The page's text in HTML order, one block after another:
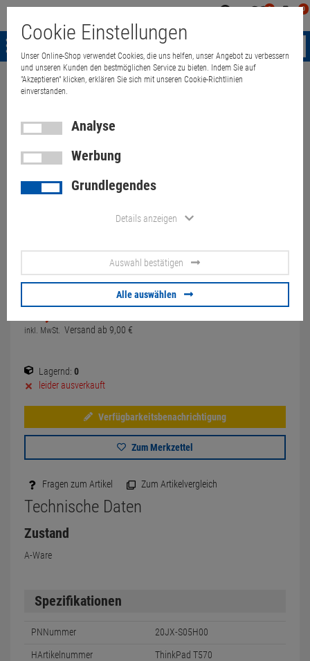
0 0
Menü
Weiter einkaufen
Motherboard Lenovo ThinkPad
T570 mit Core i5 6300U 2,4GHz
CPU Mainboard BIOS PW
BIOS gesperrt (Passwort unbekannt)
36,00 €
inkl. MwSt. Versand ab 9,00 €
Lagernd: 0
leider ausverkauft
Verfügbarkeitsbenachrichtigung
Zum Merkzettel
Fragen zum Artikel Zum Artikelvergleich
Technische Daten
Zustand
A-Ware
Spezifikationen
PNNummer 20JX-S05H00
HArtikelnummer ThinkPad T570
Cookie Einstellungen
Unser Online-Shop verwendet Cookies, die uns helfen, unser Angebot zu verbessern
und unseren Kunden den bestmöglichen Service zu bieten. Indem Sie auf
"Akzeptieren" klicken, erklären Sie sich mit unseren Cookie-Richtlinien
einverstanden.
Analyse
Werbung
Grundlegendes
Details anzeigen
Auswahl bestätigen
Alle auswählen